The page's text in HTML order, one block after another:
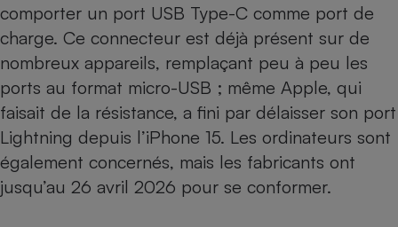
comporter un port USB Type-C comme port de
charge. Ce connecteur est déjà présent sur de
nombreux appareils, remplaçant peu à peu les
ports au format micro-USB ; même Apple, qui
faisait de la résistance, a fini par délaisser son port
Lightning depuis l’iPhone 15. Les ordinateurs sont
également concernés, mais les fabricants ont
jusqu’au 26 avril 2026 pour se conformer.
Climatiseur -
Ventilateur
Antivirus
Climatiseur -
Ventilateur